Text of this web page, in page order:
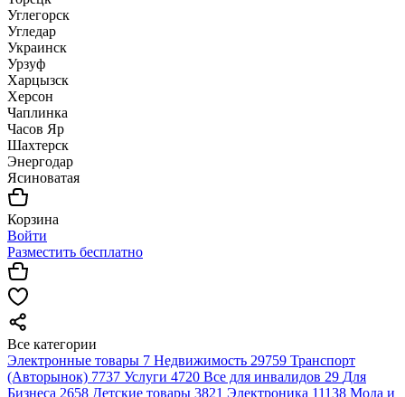
Углегорск
Угледар
Украинск
Урзуф
Харцызск
Херсон
Чаплинка
Часов Яр
Шахтерск
Энергодар
Ясиноватая
Корзина
Войти
Разместить бесплатно
Все категории
Электронные товары 7 Недвижимость 29759 Транспорт
(Авторынок) 7737 Услуги 4720 Все для инвалидов 29 Для
Бизнеса 2658 Детские товары 3821 Электроника 11138 Мода и